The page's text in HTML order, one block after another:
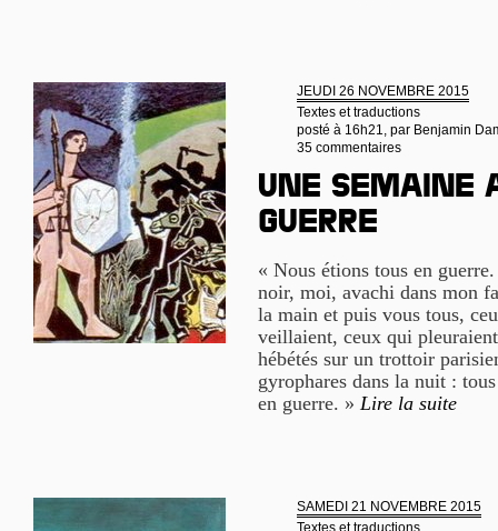
JEUDI 26 NOVEMBRE 2015
Textes et traductions
posté à 16h21, par Benjamin
35 commentaires
Une semaine
guerre
« Nous étions tous en
noir, moi, avachi dans mon
la main et puis vous tous,
veillaient, ceux qui
hébétés sur un trottoir
gyrophares dans la nuit :
en guerre. » Lire la suite
SAMEDI 21 NOVEMBRE 2015
Textes et traductions